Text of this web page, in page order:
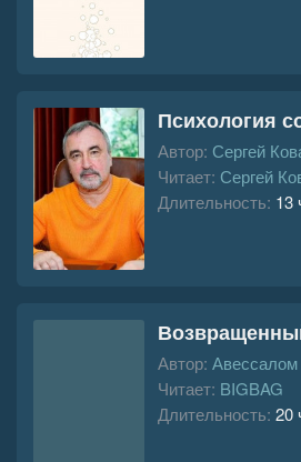
Психология
Автор: Сергей
Читает: Сергей
Длительность: 13
Автор:
Читает: BIGBAG
Длительность: 20